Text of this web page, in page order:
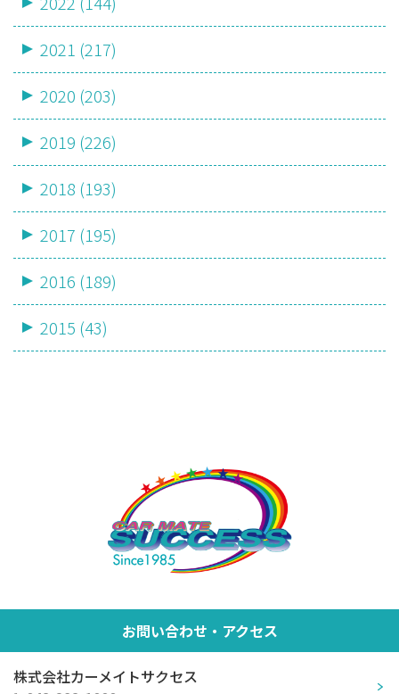
2021 (217)
2020 (203)
2019 (226)
2018 (193)
2017 (195)
2016 (189)
2015 (43)
お問い合わせ・アクセス
株式会社カーメイトサクセス